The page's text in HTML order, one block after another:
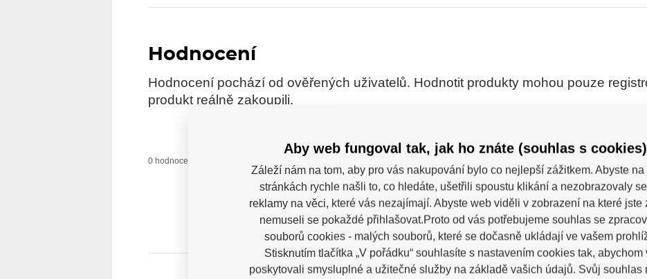
Hodnocení
Hodnocení pochází od ověřených uživatelů. Hodnotit produkty mohou pouze
produkt reálně zakoupili.
0 hodnocení
4
2
1
Aby web fungoval tak, jak ho znáte (souhlas s cookies)
Záleží nám na tom, aby pro vás nakupování bylo co nejlepší zážitkem. Abyste na
stránkách rychle našli to, co hledáte, ušetřili spoustu klikání a nezobrazovaly
reklamy na věci, které vás nezajímají. Abyste web viděli v zobrazení na které jste
nemuseli se pokaždé přihlašovat.Proto od vás potřebujeme souhlas se
souborů cookies - malých souborů, které se dočasně ukládají ve vašem
Stisknutím tlačítka „V pořádku“ souhlasíte s nastavením cookies tak, abychom
poskytovali smysluplné a užitečné služby na základě vašich údajů. Svůj souhlas